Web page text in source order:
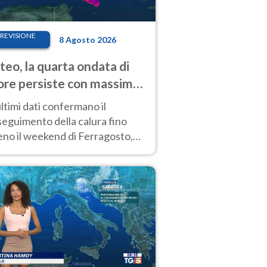
8 Agosto 2026
la quarta ondata di
persiste con massime
molto elevate
dati confermano il
della calura fino
il weekend di Ferragosto,
prossima